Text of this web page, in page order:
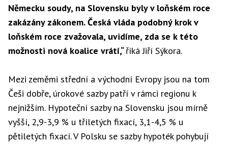
Německu soudy, na Slovensku byly v loňském roce
zakázány zákonem. Česká vláda podobný krok v
loňském roce zvažovala, uvidíme, zda se k této
možnosti nová koalice vrátí,“říká Jiří Sýkora.
Mezi zeměmi střední a východní Evropy jsou na tom
Češi dobře, úrokové sazby patří v rámci regionu k
nejnižším. Hypoteční sazby na Slovensku jsou mírně
vyšší, 2,9-3,9 % u tříletých fixací, 3,1-4,5 % u
pětiletých fixací. V Polsku se sazby hypoték pohybují